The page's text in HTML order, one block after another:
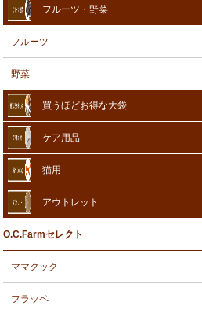
フルーツ・野菜
フルーツ
野菜
買うほどお得な大袋
ケア用品
猫用
アウトレット
O.C.Farmセレクト
ママクック
フラッペ